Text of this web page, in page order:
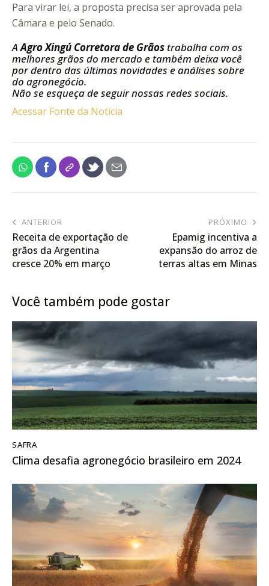
Para virar lei, a proposta precisa ser aprovada pela
Câmara e pelo Senado.
AAgro Xingú Corretora de Grãos trabalha com os
melhores grãos do mercado e também deixa você
por dentro das últimas novidades e análises sobre
do agronegócio.
Não se esqueça de seguir nossas redes sociais.
Acessar Fonte da Notícia
ANTERIOR
Receita de exportação de
grãos da Argentina
cresce 20% em março
PRÓXIMO
Epamig incentiva a
expansão do arroz de
terras altas em Minas
Você também pode gostar
SAFRA
Clima desafia agronegócio brasileiro em 2024